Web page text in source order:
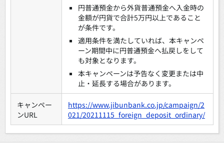
円普通預金から外貨普通預金へ入金時の
金額が円貨で合計5万円以上であること
が条件です。
適用条件を満たしていれば、本キャンペ
ーン期間中に円普通預金へ払戻しをして
も対象となります。
本キャンペーンは予告なく変更または中
止・延長する場合があります。
キャンペー
ンURL
https://www.jibunbank.co.jp/campaign/2
021/20211115_foreign_deposit_ordinary/